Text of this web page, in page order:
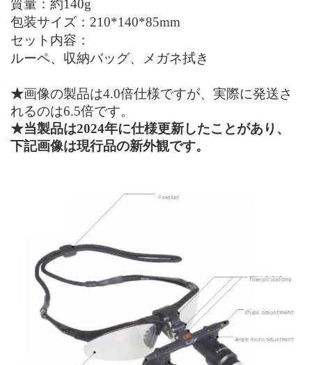
質量：約140g
包装サイズ：210*140*85mm
セット内容：
ルーペ、収納バッグ、メガネ拭き
★画像の製品は4.0倍仕様ですが、実際に発送さ
れるのは6.5倍です。
★当製品は2024年に仕様更新したことがあり、
下記画像は現行品の新外観です。